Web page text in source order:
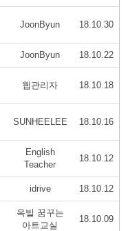
JoonByun 18.10.30
JoonByun 18.10.22
웹관리자 18.10.18
SUNHEELEE 18.10.16
English
Teacher
18.10.12
idrive 18.10.12
옥빌 꿈꾸는
아트교실
18.10.09